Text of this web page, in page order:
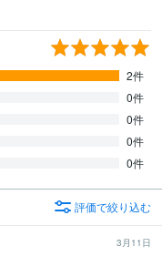
2件
0件
0件
0件
0件
評価で絞り込む
3月11日